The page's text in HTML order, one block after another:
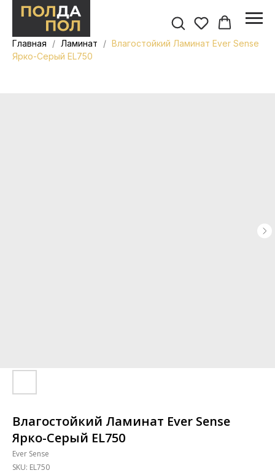
Главная Ламинат
Влагостойкий Ламинат Ever Sense
Ярко-Серый EL750
Влагостойкий Ламинат Ever Sense
Ярко-Серый EL750
Ever Sense
SKU: EL750